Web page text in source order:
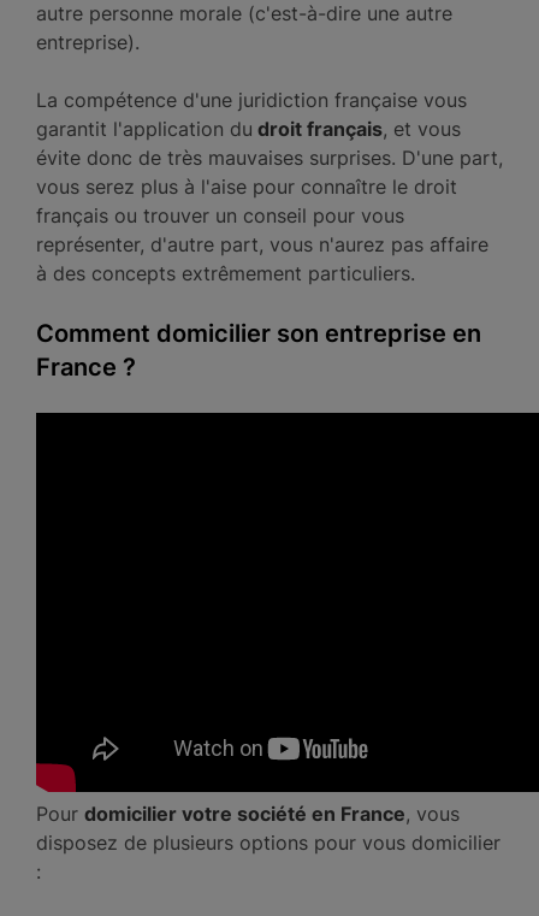
autre personne morale (c'est-à-dire une autre
entreprise).
La compétence d'une juridiction française vous
garantit l'application du droit français, et vous
évite donc de très mauvaises surprises. D'une part,
vous serez plus à l'aise pour connaître le droit
français ou trouver un conseil pour vous
représenter, d'autre part, vous n'aurez pas affaire
à des concepts extrêmement particuliers.
Comment domicilier son entreprise en
France ?
Pour domicilier votre société en France, vous
disposez de plusieurs options pour vous domicilier
: